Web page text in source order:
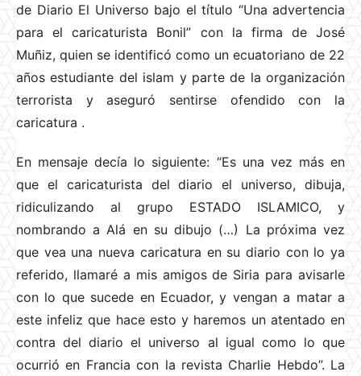
de Diario El Universo bajo el título “Una advertencia
para el caricaturista Bonil” con la firma de José
Muñiz, quien se identificó como un ecuatoriano de 22
años estudiante del islam y parte de la organización
terrorista y aseguró sentirse ofendido con la
caricatura .
En mensaje decía lo siguiente: “Es una vez más en
que el caricaturista del diario el universo, dibuja,
ridiculizando al grupo ESTADO ISLAMICO, y
nombrando a Alá en su dibujo (…) La próxima vez
que vea una nueva caricatura en su diario con lo ya
referido, llamaré a mis amigos de Siria para avisarle
con lo que sucede en Ecuador, y vengan a matar a
este infeliz que hace esto y haremos un atentado en
contra del diario el universo al igual como lo que
ocurrió en Francia con la revista Charlie Hebdo”. La